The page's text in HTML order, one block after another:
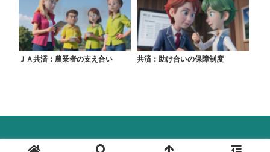
ＪＡ共済：農業者の支え合い 共済：助け合いの保障制度